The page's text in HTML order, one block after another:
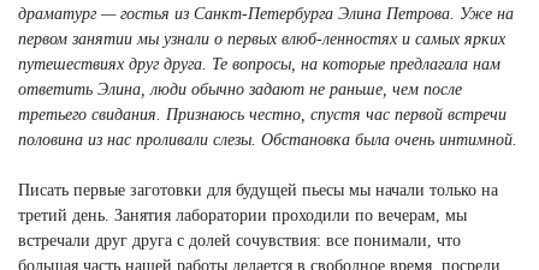
драматург — гостья из Санкт-Петербурга Элина Петрова. Уже на
первом занятии мы узнали о первых влюб-ленностях и самых ярких
путешествиях друг друга. Те вопросы, на которые предлагала нам
ответить Элина, люди обычно задают не раньше, чем после
третьего свидания. Признаюсь честно, спустя час первой встречи
половина из нас проливали слезы. Обстановка была очень интимной.
Писать первые заготовки для будущей пьесы мы начали только на
третий день. Занятия лаборатории проходили по вечерам, мы
встречали друг друга с долей сочувствия: все понимали, что
большая часть нашей работы делается в свободное время, посреди